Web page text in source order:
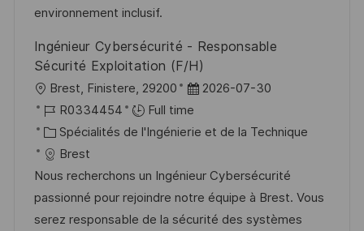
i
n
h
e
u
s
e
i
environnement inclusif.
Ingénieur Cybersécurité - Responsable
Sécurité Exploitation (F/H)
o
c
a
l
i
s
Brest, Finistere, 29200
D
a
t
d
’
a
2026-07-30
R
é
f
é
r
e
R0334454
Full time
C
a
t
é
g
Spécialités de l'Ingénierie et de la Technique
Brest
Nous recherchons un Ingénieur Cybersécurité
passionné pour rejoindre notre équipe à Brest. Vous
serez responsable de la sécurité des systèmes